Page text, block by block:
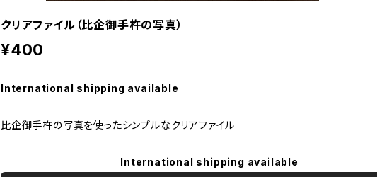
クリアファイル（比企御手杵の写真）
¥400
International shipping available
比企御手杵の写真を使ったシンプルなクリアファイル
International shipping available